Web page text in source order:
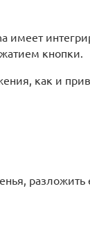
имеет
кнопки.
как и
разложить